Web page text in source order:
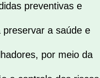
preventivas e
preservar a saúde e
por meio da